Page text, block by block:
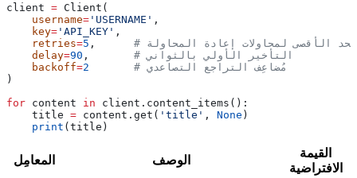
client = Client(
    username
= 'USERNAME' ,
    key
= 'API_KEY' ,
    retries
=5 ,
الحد الأقصى لمحاولات إعادة المحاولة
    delay
=90 ,
# التأخير الأولي بالثواني
    backoff
=2
       # مُضاعِف التراجع التصاعدي
)
for content in client.content_items():
    title
= content.get( 'title' , None )
    print
(title)
المعامِل الوصف
القيمة
الافتراضية